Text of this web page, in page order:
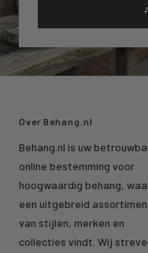
Over Behang.nl
Behang.nl is uw
online bestemming voor
hoogwaardig behang,
een uitgebreid
van stijlen, merken en
collecties vindt. Wij